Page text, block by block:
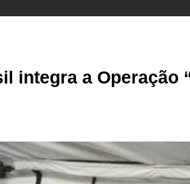
integra a Operação